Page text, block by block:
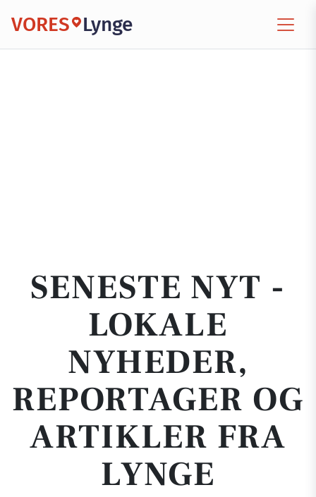
VORES Lynge
SENESTE NYT -
LOKALE
NYHEDER,
REPORTAGER OG
ARTIKLER FRA
LYNGE